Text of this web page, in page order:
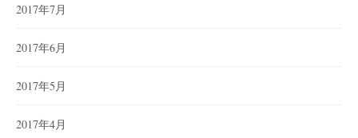
2017年7月
2017年6月
2017年5月
2017年4月